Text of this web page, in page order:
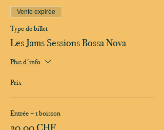
Vente expirée
Type de billet
Les Jams Sessions Bossa Nova
Plus d'info
Prix
Entrée + 1 boisson
30,00 CHF